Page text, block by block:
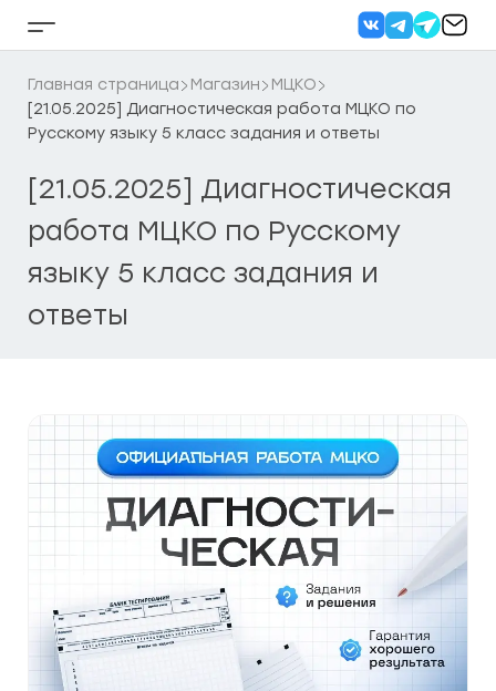
Кнопка
бокового
меню
Главная страница Магазин
МЦКО
[21.05.2025] Диагностическая работа МЦКО по
Русскому языку 5 класс задания и ответы
[21.05.2025] Диагностическая
работа МЦКО по Русскому
языку 5 класс задания и
ответы